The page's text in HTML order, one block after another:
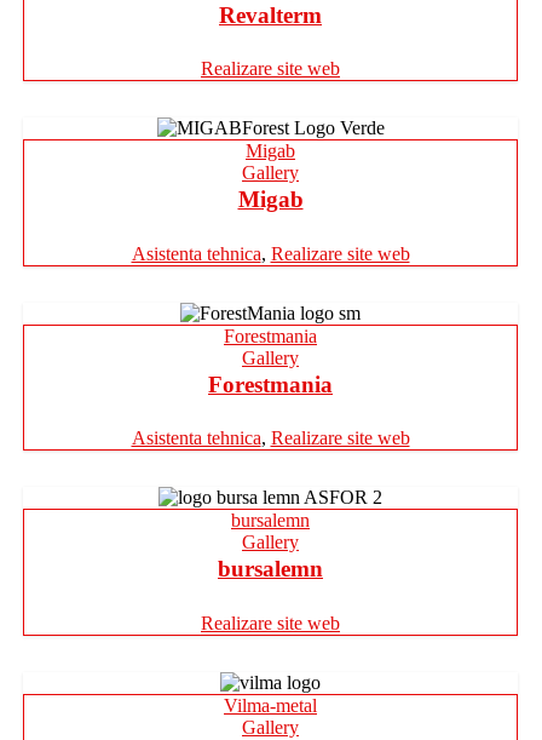
Revalterm
Realizare site web
Migab
Gallery
Migab
Asistenta tehnica, Realizare site web
Forestmania
Gallery
Forestmania
Asistenta tehnica, Realizare site web
bursalemn
Gallery
bursalemn
Realizare site web
Vilma-metal
Gallery